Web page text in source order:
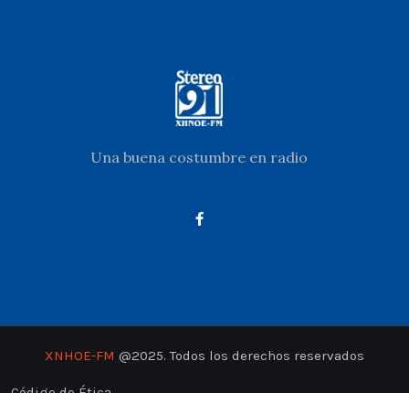
Una buena costumbre en radio
XNHOE-FM @2025. Todos los derechos reservados